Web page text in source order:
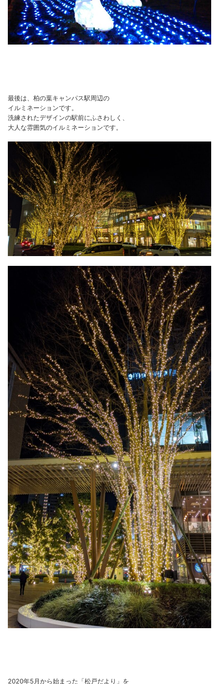
最後は、柏の葉キャンパス駅周辺の
イルミネーションです。
洗練されたデザインの駅前にふさわしく、
大人な雰囲気のイルミネーションです。
2020年5月から始まった「松戸だより」を